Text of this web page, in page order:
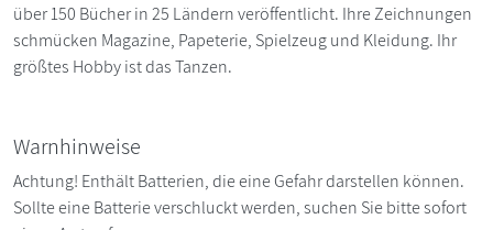
über 150 Bücher in 25 Ländern veröffentlicht. Ihre Zeichnungen
schmücken Magazine, Papeterie, Spielzeug und Kleidung. Ihr
größtes Hobby ist das Tanzen.
Warnhinweise
Achtung! Enthält Batterien, die eine Gefahr darstellen können.
Sollte eine Batterie verschluckt werden, suchen Sie bitte sofort